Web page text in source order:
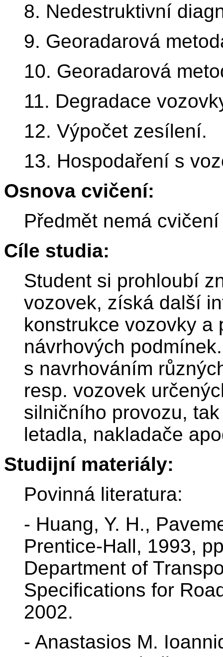
8. Nedestruktivní
9. Georadarová
10. Georadarová
11. Degradace
12. Výpočet zesílení.
13. Hospodaření s
Osnova cvičení:
Předmět nemá cvičení
Cíle studia:
Student si prohloubí
vozovek, získá další
konstrukce vozovky a
návrhových
s navrhováním
resp. vozovek
silničního provozu,
letadla, nakladače
Studijní materiály:
Povinná literatura:
- Huang, Y. H.,
Prentice-Hall, 1993,
Department of
Specifications for
2002.
- Anastasios M.